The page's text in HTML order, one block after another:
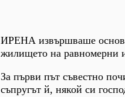
ИРЕНА извършваше
жилището на равномерни
За първи път съвестно
съпругът й, някой си